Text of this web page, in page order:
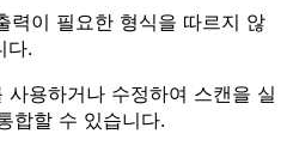
력이 필요한 형식을 따르지 않
다.
사용하거나 수정하여 스캔을 실
합할 수 있습니다.